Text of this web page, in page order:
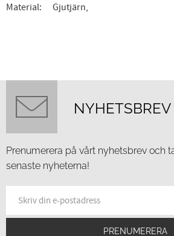
Material:
Gjutjärn,
NYHETSBREV
Prenumerera på vårt nyhetsbrev och
senaste nyheterna!
PRENUMERERA